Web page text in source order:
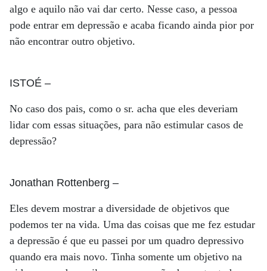
algo e aquilo não vai dar certo. Nesse caso, a pessoa
pode entrar em depressão e acaba ficando ainda pior por
não encontrar outro objetivo.
ISTOÉ –
No caso dos pais, como o sr. acha que eles deveriam
lidar com essas situações, para não estimular casos de
depressão?
Jonathan Rottenberg –
Eles devem mostrar a diversidade de objetivos que
podemos ter na vida. Uma das coisas que me fez estudar
a depressão é que eu passei por um quadro depressivo
quando era mais novo. Tinha somente um objetivo na